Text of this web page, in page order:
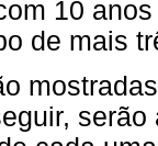
10
de mais